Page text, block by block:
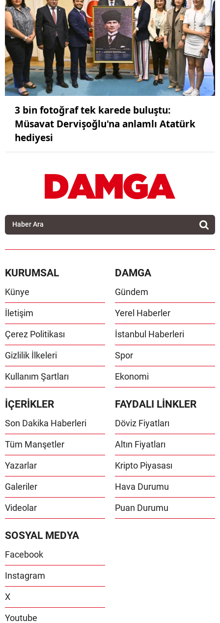
3 bin fotoğraf tek karede buluştu:
Müsavat Dervişoğlu'na anlamlı Atatürk
hediyesi
KURUMSAL
Künye
İletişim
Çerez Politikası
Gizlilik İlkeleri
Kullanım Şartları
DAMGA
Gündem
Yerel Haberler
İstanbul Haberleri
Spor
Ekonomi
İÇERİKLER
Son Dakika Haberleri
Tüm Manşetler
Yazarlar
Galeriler
Videolar
FAYDALI LİNKLER
Döviz Fiyatları
Altın Fiyatları
Kripto Piyasası
Hava Durumu
Puan Durumu
SOSYAL MEDYA
Facebook
Instagram
X
Youtube